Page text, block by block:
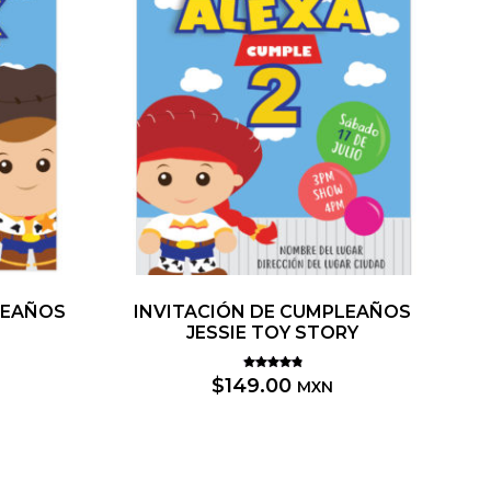
INVITACIÓN DE CUMPLEAÑOS
JESSIE TOY STORY
Valorado
con
5.00 de 5
$149.00 MXN